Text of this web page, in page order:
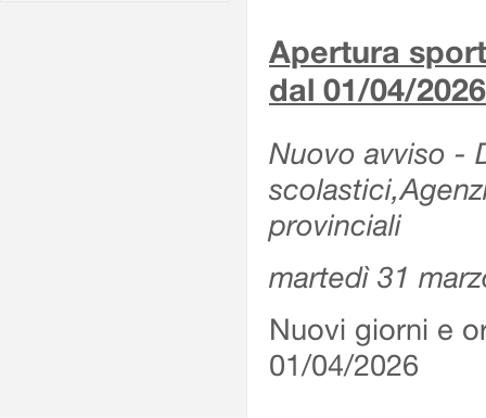
Apertura
dal 01/04/2026
Nuovo avviso -
provinciali
martedì 31
Nuovi giorni e
01/04/2026